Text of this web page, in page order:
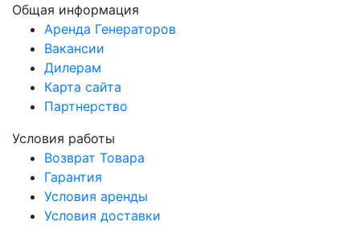
Общая информация
Аренда Генераторов
Вакансии
Дилерам
Карта сайта
Партнерство
Условия работы
Возврат Товара
Гарантия
Условия аренды
Условия доставки